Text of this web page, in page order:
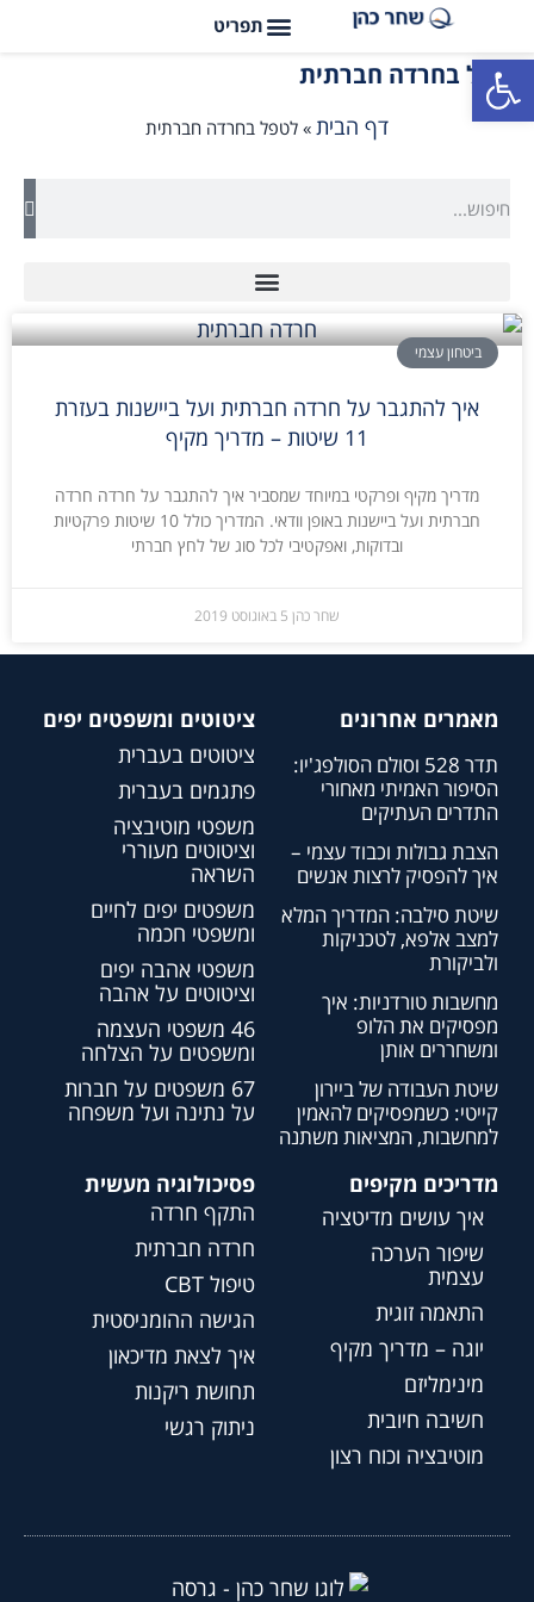
פתח סרגל נגישות
לטפל בחרדה חברתית
דף הבית » לטפל בחרדה חברתית
ביטחון עצמי
איך להתגבר על חרדה חברתית ועל ביישנות בעזרת
11 שיטות – מדריך מקיף
מדריך מקיף ופרקטי במיוחד שמסביר איך להתגבר על חרדה חרדה
חברתית ועל ביישנות באופן וודאי. המדריך כולל 10 שיטות פרקטיות
ובדוקות, ואפקטיבי לכל סוג של לחץ חברתי
שחר כהן 5 באוגוסט 2019
מאמרים אחרונים
תדר 528 וסולם הסולפג'יו:
הסיפור האמיתי מאחורי
התדרים העתיקים
הצבת גבולות וכבוד עצמי –
איך להפסיק לרצות אנשים
שיטת סילבה: המדריך המלא
למצב אלפא, לטכניקות
ולביקורת
מחשבות טורדניות: איך
מפסיקים את הלופ
ומשחררים אותן
שיטת העבודה של ביירון
קייטי: כשמפסיקים להאמין
למחשבות, המציאות משתנה
ציטוטים ומשפטים יפים
ציטוטים בעברית
פתגמים בעברית
משפטי מוטיבציה
וציטוטים מעוררי
השראה
משפטים יפים לחיים
ומשפטי חכמה
משפטי אהבה יפים
וציטוטים על אהבה
46 משפטי העצמה
ומשפטים על הצלחה
67 משפטים על חברות
על נתינה ועל משפחה
מדריכים מקיפים
איך עושים מדיטציה
שיפור הערכה
עצמית
התאמה זוגית
יוגה – מדריך מקיף
מינימליזם
חשיבה חיובית
מוטיבציה וכוח רצון
פסיכולוגיה מעשית
התקף חרדה
חרדה חברתית
טיפול CBT
הגישה ההומניסטית
איך לצאת מדיכאון
תחושת ריקנות
ניתוק רגשי